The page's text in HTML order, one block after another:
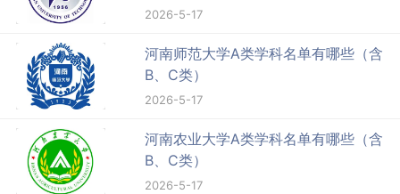
2026-5-17
河南师范大学A类学科名单有哪些（含
B、C类）
2026-5-17
河南农业大学A类学科名单有哪些（含
B、C类）
2026-5-17